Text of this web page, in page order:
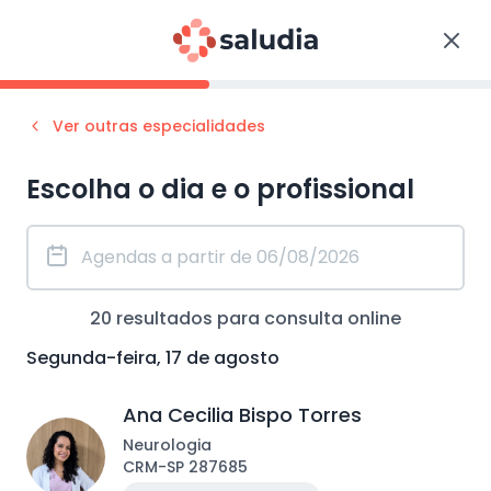
Ver outras especialidades
Escolha o dia e o profissional
20 resultados para consulta online
Segunda-feira, 17 de agosto
Ana Cecilia Bispo Torres
Neurologia
CRM-SP 287685